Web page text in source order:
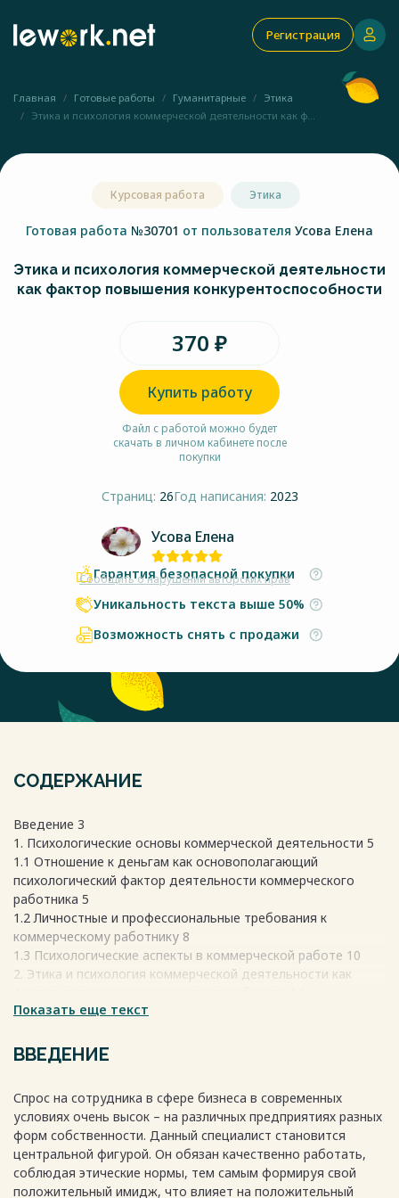
Регистрация
Главная Готовые работы Гуманитарные
Этика
Этика и психология коммерческой деятельности как ф...
Курсовая работа Этика
Готовая работа №30701 от пользователя Усова Елена
Этика и психология коммерческой деятельности
как фактор повышения конкурентоспособности
370 ₽
Купить работу
Файл с работой можно будет
скачать в личном кабинете после
покупки
Страниц: 26Год написания: 2023
Усова Елена
Сообщить о нарушении авторских прав
Гарантия безопасной покупки
Уникальность текста выше 50%
Возможность снять с продажи
СОДЕРЖАНИЕ
Введение 3
1. Психологические основы коммерческой деятельности 5
1.1 Отношение к деньгам как основополагающий
психологический фактор деятельности коммерческого
работника 5
1.2 Личностные и профессиональные требования к
коммерческому работнику 8
1.3 Психологические аспекты в коммерческой работе 10
2. Этика и психология коммерческой деятельности как
2.1 Имидж организации как фактор ее
2.2 Психологические методы повышения успешности
работы предприятия 18
эффективности коммерческой деятельности 21
Заключение 24
Список литературы 26
Показать еще текст
ВВЕДЕНИЕ
Спрос на сотрудника в сфере бизнеса в современных
условиях очень высок – на различных предприятиях разных
форм собственности. Данный специалист становится
центральной фигурой. Он обязан качественно работать,
соблюдая этические нормы, тем самым формируя свой
положительный имидж, что влияет на положительный